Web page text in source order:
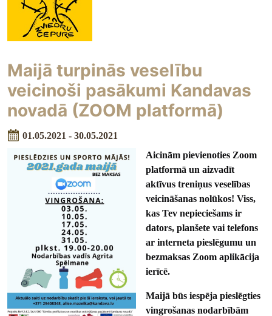
Maijā turpinās veselību
veicinoši pasākumi Kandavas
novadā (ZOOM platformā)
01.05.2021 - 30.05.2021
Aicinām pievienoties Zoom
platformā un aizvadīt
aktīvus treniņus veselības
veicināšanas nolūkos! Viss,
kas Tev nepieciešams ir
dators, planšete vai telefons
ar interneta pieslēgumu un
bezmaksas Zoom aplikācija
ierīcē.
Maijā būs iespēja pieslēgties
vingrošanas nodarbībām